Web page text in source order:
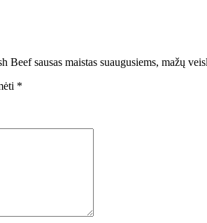
sausas maistas suaugusiems, mažų
*